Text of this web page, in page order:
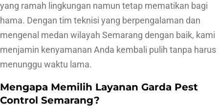
e
s
p
o
n
e
yang ramah lingkungan namun tetap mematikan bagi
hama. Dengan tim teknisi yang berpengalaman dan
mengenal medan wilayah Semarang dengan baik, kami
menjamin kenyamanan Anda kembali pulih tanpa harus
menunggu waktu lama.
Mengapa Memilih Layanan Garda Pest
Control Semarang?